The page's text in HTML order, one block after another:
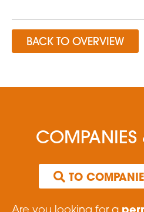
BACK TO OVERVIEW
COMPANIES
TO
Are you looking for a